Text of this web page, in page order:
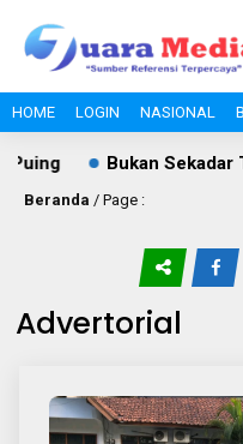
HOME LOGIN NASIONAL
Bukan Sekadar
Beranda / Page :
Advertorial